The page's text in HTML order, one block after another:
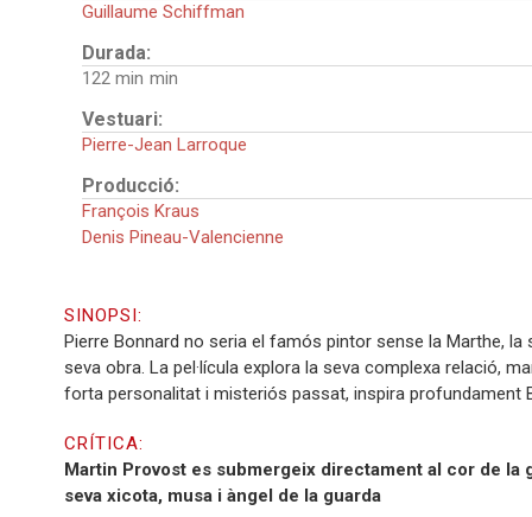
Guillaume Schiffman
Durada:
122 min
Vestuari:
Pierre-Jean Larroque
Producció:
François Kraus
Denis Pineau-Valencienne
SINOPSI:
Pierre Bonnard no seria el famós pintor sense la Marthe,
seva obra. La pel·lícula explora la seva complexa relació,
forta personalitat i misteriós passat, inspira profundament
CRÍTICA:
Martin Provost es submergeix directament al cor de
seva xicota, musa i àngel de la guarda